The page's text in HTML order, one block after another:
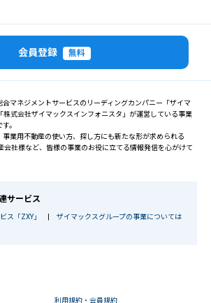
会員登録 無料
マネジメントサービスのリーディングカンパニー「ザイマ
株式会社ザイマックスインフォニスタ」が運営している事業
。
業用不動産の使い方、探し方にも新たな形が求められる
会社様など、皆様の事業のお役に立てる情報発信を心がけて
サービス
ス「ZXY」
ザイマックスグループの事業については
利用規約・会員規約